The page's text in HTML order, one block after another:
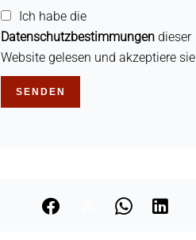
Ich habe die
Datenschutzbestimmungen dieser
Website gelesen und akzeptiere sie
SENDEN